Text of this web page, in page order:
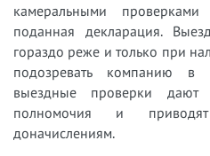
камеральными
поданная декларация.
гораздо реже и только при
подозревать компанию
выездные проверки дают
полномочия и
доначислениям.